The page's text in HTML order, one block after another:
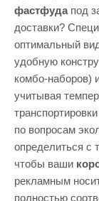
фастфудапод
доставки?
оптимальный
удобную
комбо-наборов)
учитывая
по вопросам
определиться с
чтобы ваши
рекламным
полностью